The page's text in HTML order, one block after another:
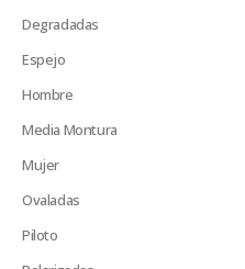
Degradadas
Espejo
Hombre
Media Montura
Mujer
Ovaladas
Piloto